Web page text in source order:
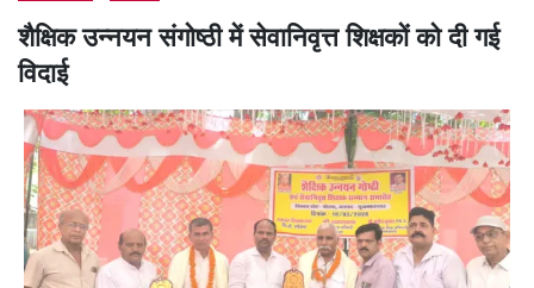
शैक्षिक उन्नयन संगोष्ठी में सेवानिवृत्त शिक्षकों को दी गई
विदाई